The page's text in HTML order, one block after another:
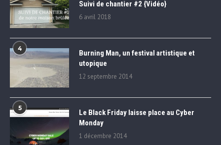
Suivi de chantier #2 {Vidéo}
6 avril 2018
4
Burning Man, un festival artistique et
utopique
12 septembre 2014
5
Le Black Friday laisse place au Cyber
Monday
1 décembre 2014